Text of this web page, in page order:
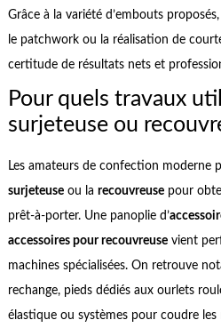
Grâce à la variété d’embouts
le patchwork ou la réalisation de
certitude de résultats nets et
Pour quels travaux
surjeteuse ou
Les amateurs de confection moderne
surjeteuseou la recouvreusepour
prêt-à-porter. Une panoplie d’
accessoires pour recouvreusevient
machines spécialisées. On retrouve
rechange, pieds dédiés aux ourlets
élastique ou systèmes pour coudre